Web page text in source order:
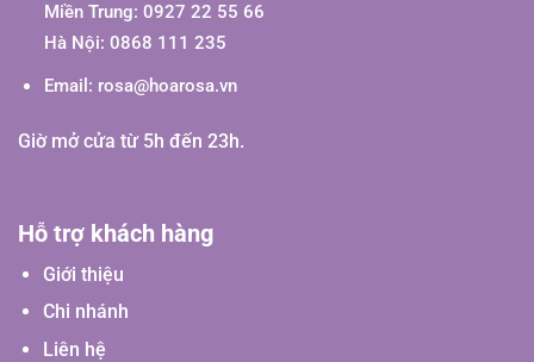
Miền Trung: 0927 22 55 66
Hà Nội: 0868 111 235
Email: rosa@hoarosa.vn
Giờ mở cửa từ 5h đến 23h.
Hỗ trợ khách hàng
Giới thiệu
Chi nhánh
Liên hệ